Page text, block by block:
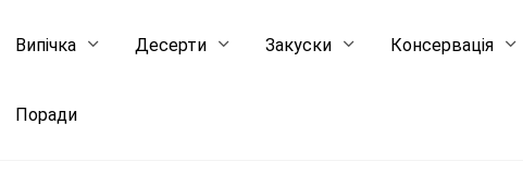
Випічка Десерти Закуски Консервація
Поради